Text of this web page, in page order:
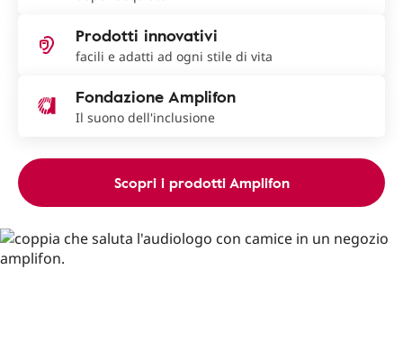
Prodotti innovativi
facili e adatti ad ogni stile di vita
Fondazione Amplifon
Il suono dell'inclusione
Scopri i prodotti Amplifon